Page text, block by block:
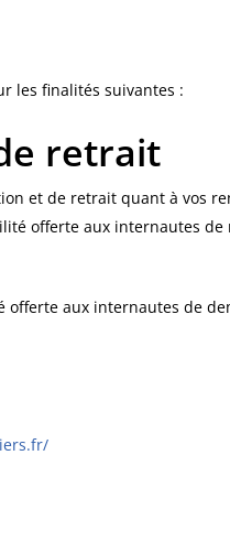
les finalités suivantes :
retrait
et de retrait quant à vos
offerte aux internautes
offerte aux internautes de